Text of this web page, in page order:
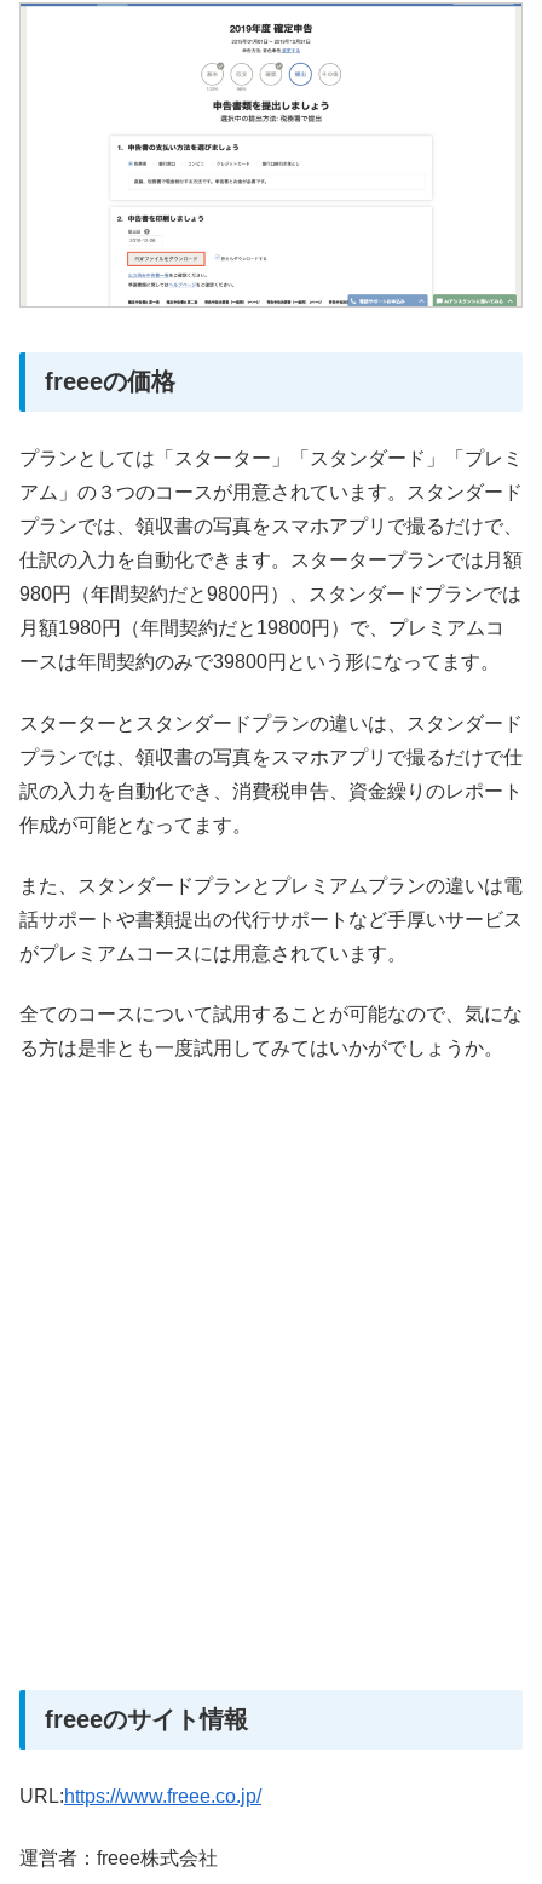
freeeの価格
プランとしては「スターター」「スタンダード」「プレミ
アム」の３つのコースが用意されています。スタンダード
プランでは、領収書の写真をスマホアプリで撮るだけで、
仕訳の入力を自動化できます。スタータープランでは月額
980円（年間契約だと9800円）、スタンダードプランでは
月額1980円（年間契約だと19800円）で、プレミアムコ
ースは年間契約のみで39800円という形になってます。
スターターとスタンダードプランの違いは、スタンダード
プランでは、領収書の写真をスマホアプリで撮るだけで仕
訳の入力を自動化でき、消費税申告、資金繰りのレポート
作成が可能となってます。
また、スタンダードプランとプレミアムプランの違いは電
話サポートや書類提出の代行サポートなど手厚いサービス
がプレミアムコースには用意されています。
全てのコースについて試用することが可能なので、気にな
る方は是非とも一度試用してみてはいかがでしょうか。
freeeのサイト情報
URL:https://www.freee.co.jp/
運営者：freee株式会社